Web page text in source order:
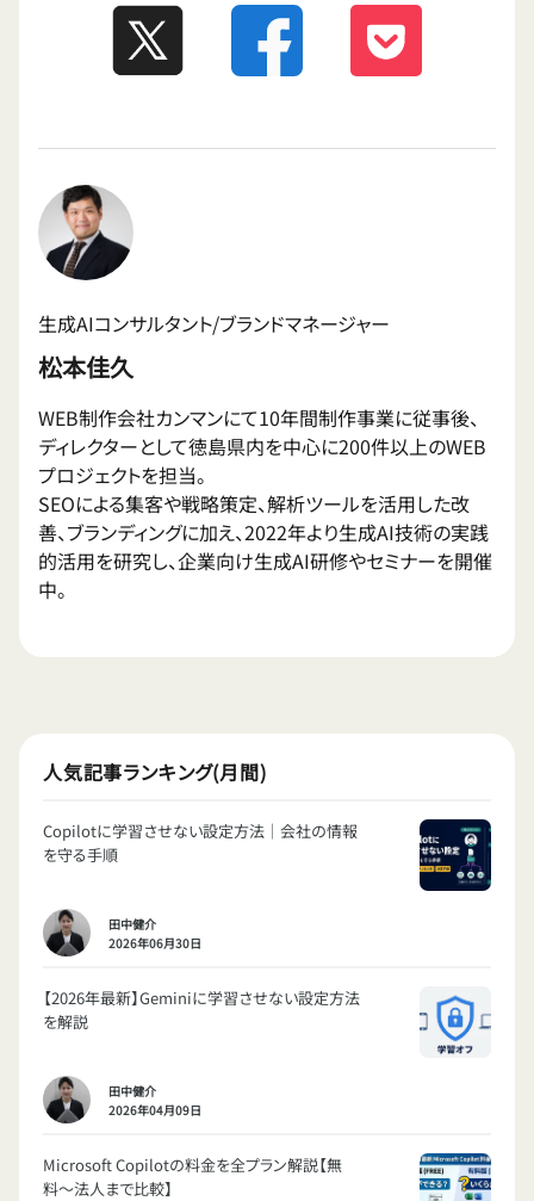
生成AIコンサルタント/ブランドマネージャー
松本佳久
WEB制作会社カンマンにて10年間制作事業に従事後、
ディレクターとして徳島県内を中心に200件以上のWEB
プロジェクトを担当。
SEOによる集客や戦略策定、解析ツールを活用した改
善、ブランディングに加え、2022年より生成AI技術の実践
的活用を研究し、企業向け生成AI研修やセミナーを開催
中。
人気記事ランキング(月間)
Copilotに学習させない設定方法｜会社の情報
を守る手順
田中健介
2026年06月30日
【2026年最新】Geminiに学習させない設定方法
を解説
田中健介
2026年04月09日
Microsoft Copilotの料金を全プラン解説【無
料〜法人まで比較】